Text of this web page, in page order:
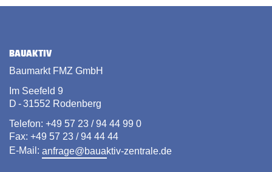
BAUAKTIV
Baumarkt FMZ GmbH
Im Seefeld 9
D - 31552 Rodenberg
Telefon: +49 57 23 / 94 44 99 0
Fax: +49 57 23 / 94 44 44
E-Mail: anfrage@bauaktiv-zentrale.de